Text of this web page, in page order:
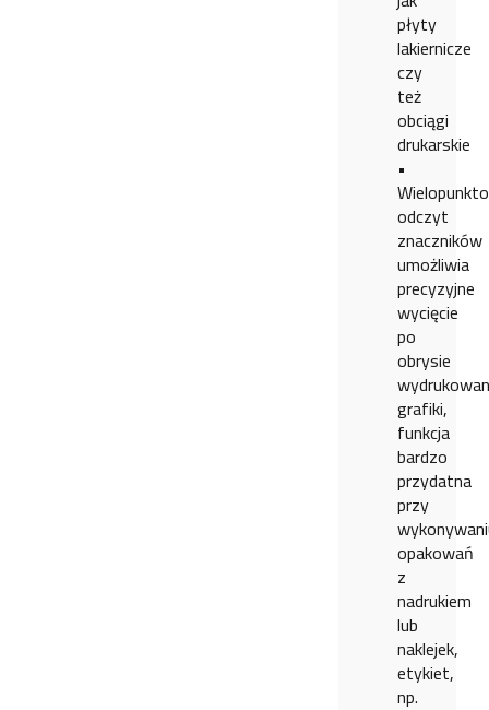
płyty
lakiernicze
czy
też
obciągi
drukarskie
•
odczyt
znaczników
umożliwia
precyzyjne
wycięcie
po
obrysie
grafiki,
funkcja
bardzo
przydatna
przy
opakowań
z
nadrukiem
lub
naklejek,
etykiet,
np.